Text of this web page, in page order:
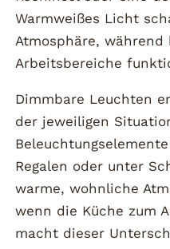
Warmweißes Licht
Atmosphäre,
Arbeitsbereiche
Dimmbare Leuchten
der jeweiligen
Regalen oder unter
warme, wohnliche
wenn die Küche zum
macht dieser